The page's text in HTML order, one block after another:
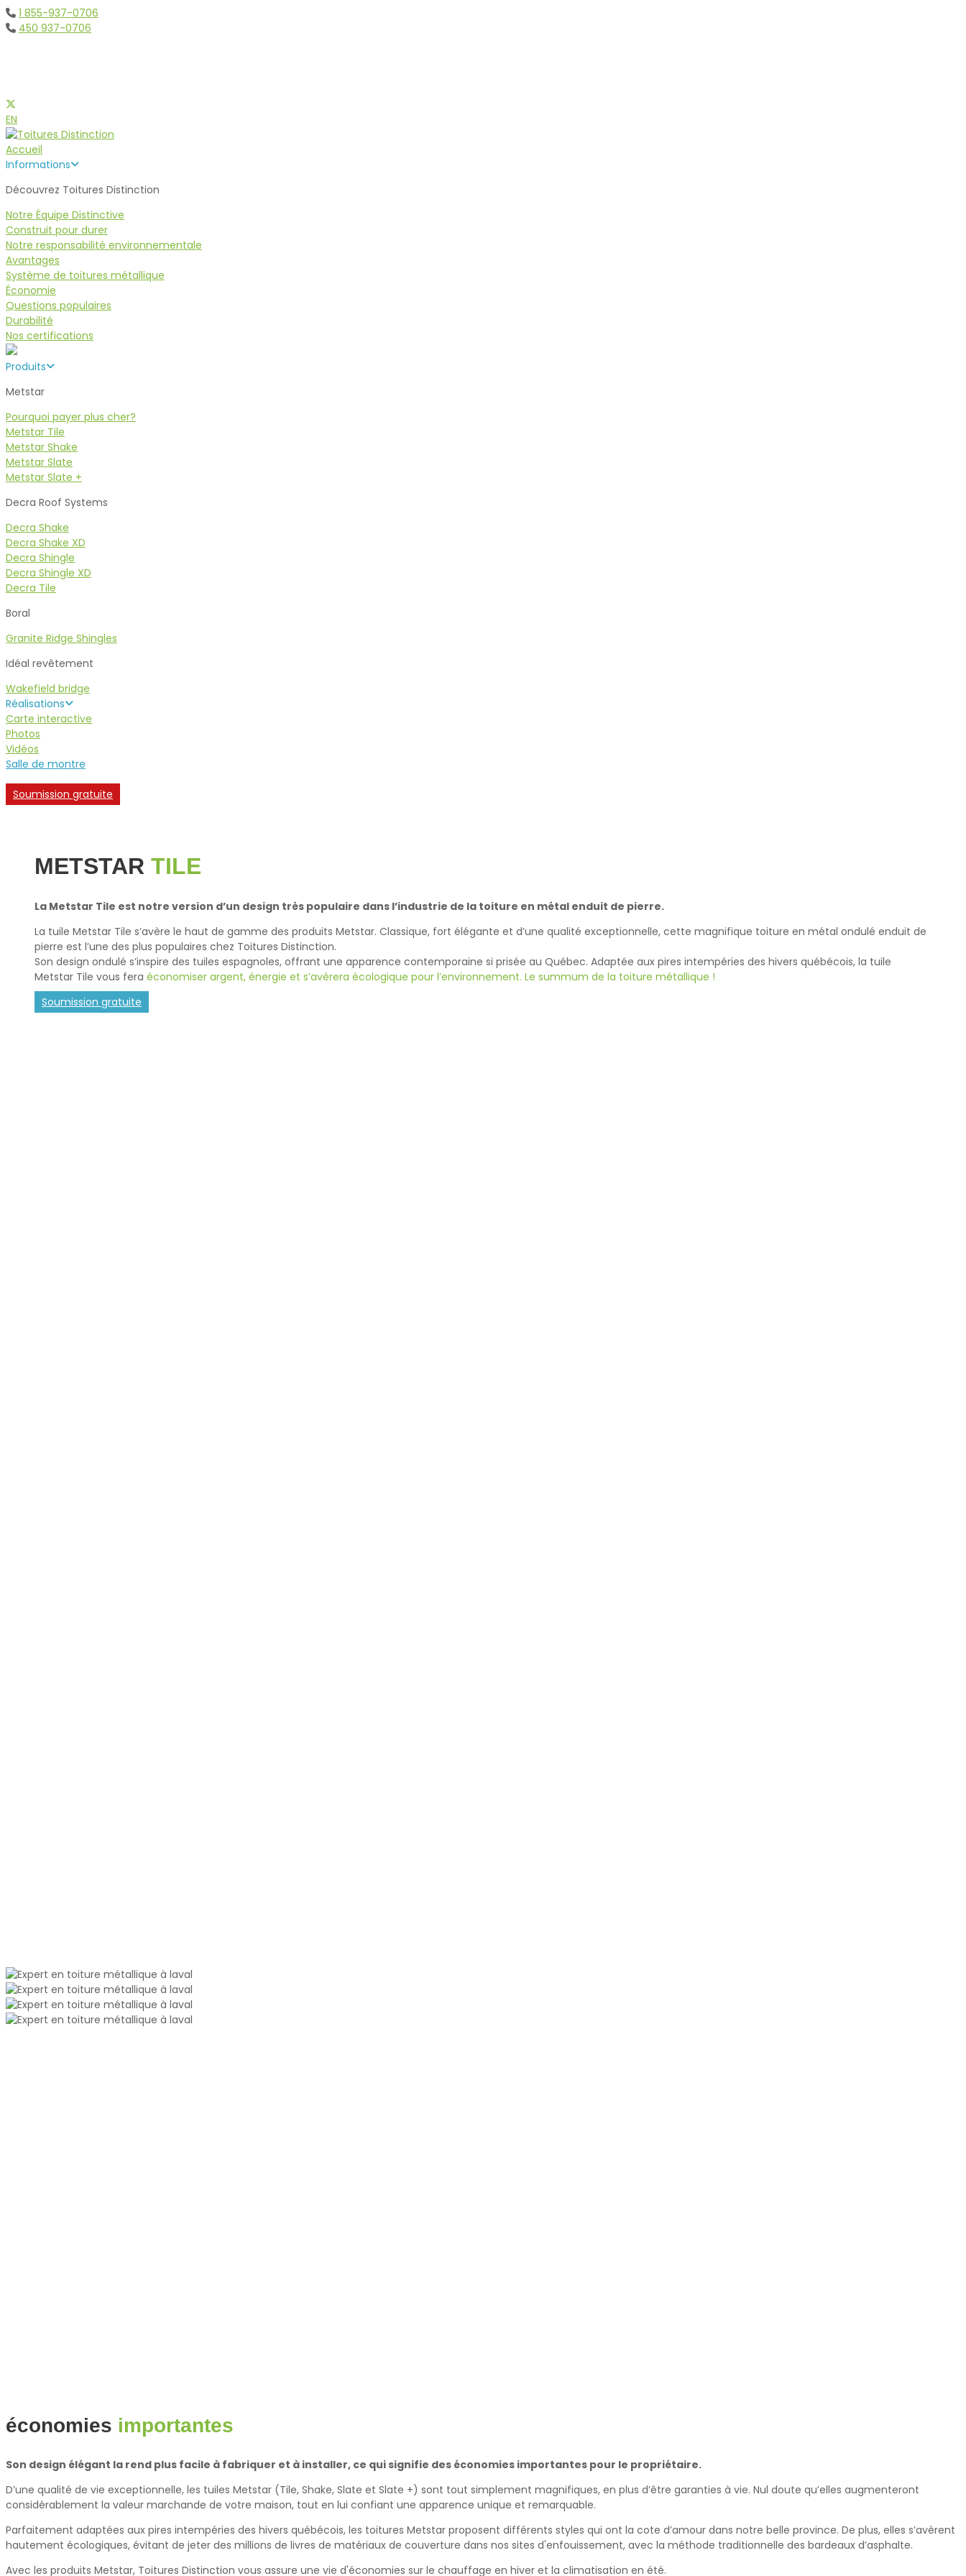
1 855-937-0706
450 937-0706
EN
Accueil
Informations
Découvrez Toitures Distinction
Notre Équipe Distinctive
Construit pour durer
Notre responsabilité environnementale
Avantages
Système de toitures métallique
Économie
Questions populaires
Durabilité
Nos certifications
Produits
Metstar
Pourquoi payer plus cher?
Metstar Tile
Metstar Shake
Metstar Slate
Metstar Slate +
Decra Roof Systems
Decra Shake
Decra Shake XD
Decra Shingle
Decra Shingle XD
Decra Tile
Boral
Granite Ridge Shingles
Idéal revêtement
Wakefield bridge
Réalisations
Carte interactive
Photos
Vidéos
Salle de montre
Soumission gratuite
METSTAR TILE
La Metstar Tile est notre version d’un design très populaire dans l’industrie de la toiture en métal enduit de pierre.
La tuile Metstar Tile s’avère le haut de gamme des produits Metstar. Classique, fort élégante et d’une qualité exceptionnelle, cette magnifique toiture en métal ondulé enduit de
pierre est l’une des plus populaires chez Toitures Distinction.
Son design ondulé s’inspire des tuiles espagnoles, offrant une apparence contemporaine si prisée au Québec. Adaptée aux pires intempéries des hivers québécois, la tuile
Metstar Tile vous fera économiser argent, énergie et s’avèrera écologique pour l’environnement. Le summum de la toiture métallique !
Soumission gratuite
économies importantes
Son design élégant la rend plus facile à fabriquer et à installer, ce qui signifie des économies importantes pour le propriétaire.
D’une qualité de vie exceptionnelle, les tuiles Metstar (Tile, Shake, Slate et Slate +) sont tout simplement magnifiques, en plus d’être garanties à vie. Nul doute qu’elles augmenteront
considérablement la valeur marchande de votre maison, tout en lui confiant une apparence unique et remarquable.
Parfaitement adaptées aux pires intempéries des hivers québécois, les toitures Metstar proposent différents styles qui ont la cote d’amour dans notre belle province. De plus, elles s’avèrent
hautement écologiques, évitant de jeter des millions de livres de matériaux de couverture dans nos sites d'enfouissement, avec la méthode traditionnelle des bardeaux d’asphalte.
Avec les produits Metstar, Toitures Distinction vous assure une vie d'économies sur le chauffage en hiver et la climatisation en été.